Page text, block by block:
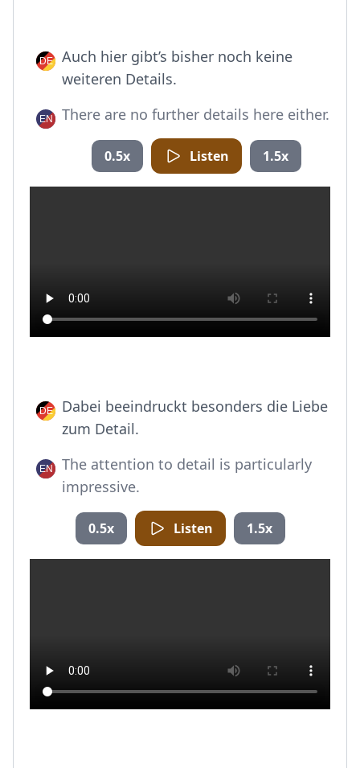
Auch hier gibt’s bisher noch keine
weiteren Details.
There are no further details here either.
0.5x Listen 1.5x
Dabei beeindruckt besonders die Liebe
zum Detail.
The attention to detail is particularly
impressive.
0.5x Listen 1.5x